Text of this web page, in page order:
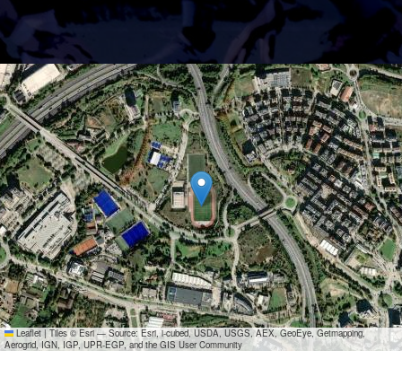
Leaflet | Tiles © Esri — Source: Esri, i-cubed, USDA, USGS, AEX, GeoEye, Getmapping,
Aerogrid, IGN, IGP, UPR-EGP, and the GIS User Community